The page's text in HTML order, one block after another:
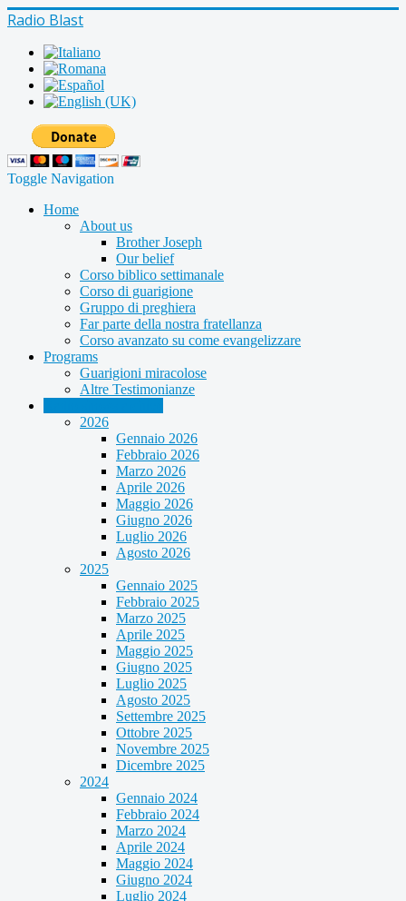
Radio Blast
Toggle Navigation
Home
About us
Brother Joseph
Our belief
Corso biblico settimanale
Corso di guarigione
Gruppo di preghiera
Far parte della nostra fratellanza
Corso avanzato su come evangelizzare
Programs
Guarigioni miracolose
Altre Testimonianze
2026
Gennaio 2026
Febbraio 2026
Marzo 2026
Aprile 2026
Maggio 2026
Giugno 2026
Luglio 2026
Agosto 2026
2025
Gennaio 2025
Febbraio 2025
Marzo 2025
Aprile 2025
Maggio 2025
Giugno 2025
Luglio 2025
Agosto 2025
Settembre 2025
Ottobre 2025
Novembre 2025
Dicembre 2025
2024
Gennaio 2024
Febbraio 2024
Marzo 2024
Aprile 2024
Maggio 2024
Giugno 2024
Luglio 2024